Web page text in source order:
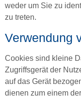
weder um Sie zu
zu treten.
Verwendung
Cookies sind kleine
Zugriffsgerät der
auf das Gerät
dienen zum einem